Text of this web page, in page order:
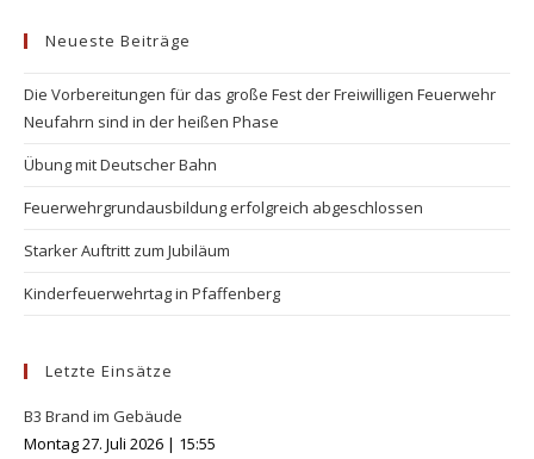
Neueste Beiträge
Die Vorbereitungen für das große Fest der Freiwilligen Feuerwehr
Neufahrn sind in der heißen Phase
Übung mit Deutscher Bahn
Feuerwehrgrundausbildung erfolgreich abgeschlossen
Starker Auftritt zum Jubiläum
Kinderfeuerwehrtag in Pfaffenberg
Letzte Einsätze
B3 Brand im Gebäude
Montag 27. Juli 2026 | 15:55